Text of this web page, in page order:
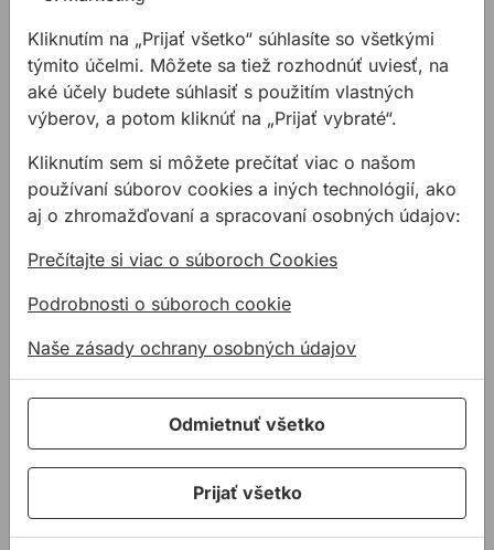
Náhradné čepele do
orezávacích nožov
Náhradné čepele do nožov v
rôznych variantách balené v
plastovej krabičke po 10
kusoch.
od0,82 €
Nôž KNIPEX 1620 165SB
na káble
Profesionálny nôž na
odizolovanie káblov.
36,46 €/ks
36,46€ s DPH
Na sklade
Kliknutím na „Prijať všetko“ súhlasíte so všetkými
týmito účelmi. Môžete sa tiež rozhodnúť uviesť, na
aké účely budete súhlasiť s použitím vlastných
výberov, a potom kliknúť na „Prijať vybraté“.
Kliknutím sem si môžete prečítať viac o našom
používaní súborov cookies a iných technológií, ako
aj o zhromažďovaní a spracovaní osobných údajov:
Prečítajte si viac o súboroch Cookies
Podrobnosti o súboroch cookie
Naše zásady ochrany osobných údajov
Odmietnuť všetko
Prijať všetko